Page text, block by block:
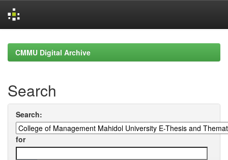
navigationCMMU Digital Archive
Search
Search:
for